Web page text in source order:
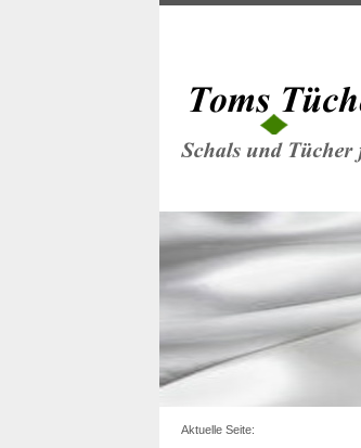
Aktuelle Seite: